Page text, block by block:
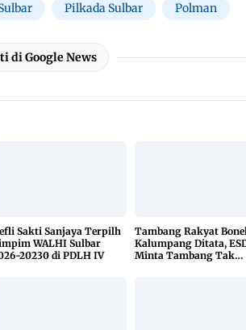
Pilkada Sulbar Polman
di Google News
Sakti Sanjaya Terpilh
WALHI Sulbar
20230 di PDLH IV
Tambang Rakyat
Kalumpang Ditata,
Minta Tambang Tak